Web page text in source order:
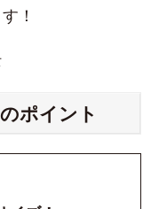
！
ポイント